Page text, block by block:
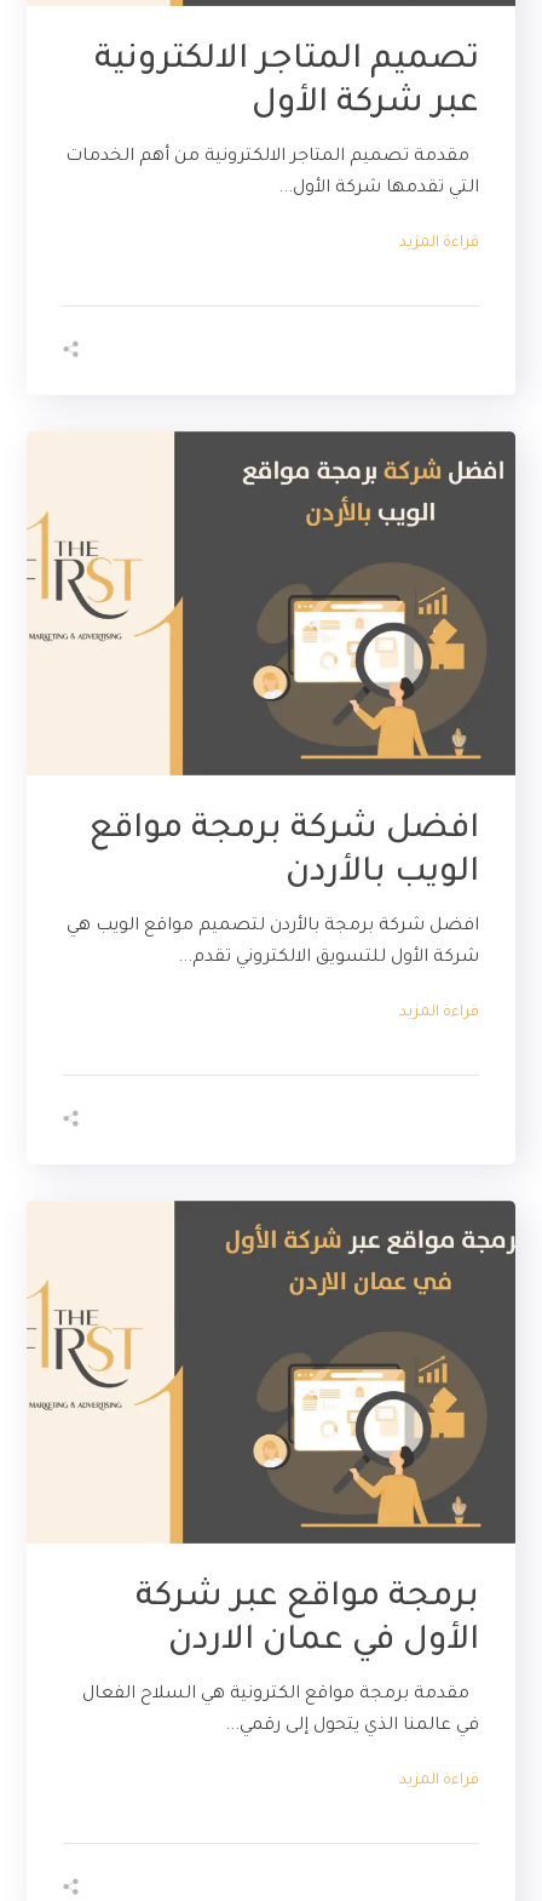
تصميم المتاجر الالكترونية
عبر شركة الأول
مقدمة تصميم المتاجر الالكترونية من أهم الخدمات
التي تقدمها شركة الأول...
قراءة المزيد
افضل شركة برمجة مواقع
الويب بالأردن
افضل شركة برمجة بالأردن لتصميم مواقع الويب هي
شركة الأول للتسويق الالكتروني تقدم...
قراءة المزيد
برمجة مواقع عبر شركة
الأول في عمان الاردن
مقدمة برمجة مواقع الكترونية هي السلاح الفعال
في عالمنا الذي يتحول إلى رقمي...
قراءة المزيد